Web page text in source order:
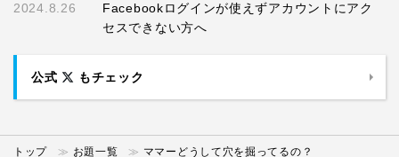
2024.8.26
Facebookログインが使えずアカウントにアク
セスできない方へ
公式 もチェック
トップ お題一覧 ママーどうして穴を掘ってるの？